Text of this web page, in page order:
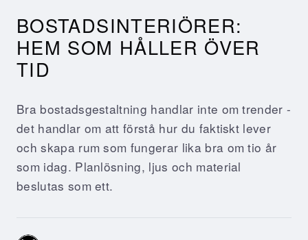
BOSTADSINTERIÖRER:
HEM SOM HÅLLER ÖVER
TID
Bra bostadsgestaltning handlar inte om trender -
det handlar om att förstå hur du faktiskt lever
och skapa rum som fungerar lika bra om tio år
som idag. Planlösning, ljus och material
beslutas som ett.